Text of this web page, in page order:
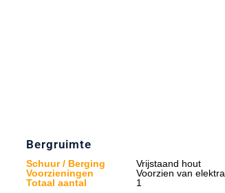
Bergruimte
Schuur / Berging
Vrijstaand hout
Voorzieningen
Voorzien van elektra
Totaal aantal
1